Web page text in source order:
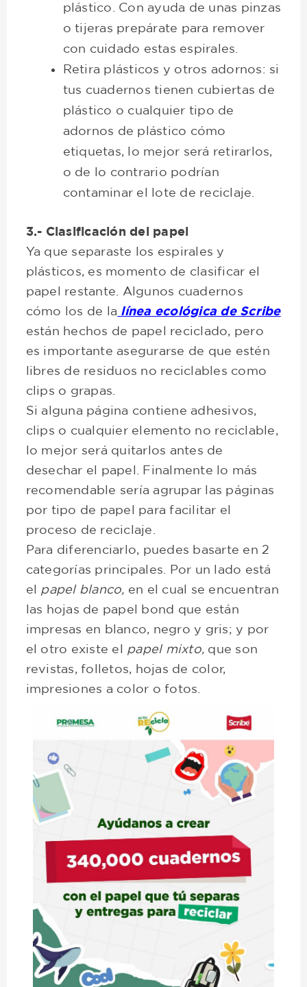
plástico. Con ayuda de unas pinzas
o tijeras prepárate para remover
con cuidado estas espirales.
Retira plásticos y otros adornos: si
tus cuadernos tienen cubiertas de
plástico o cualquier tipo de
adornos de plástico cómo
etiquetas, lo mejor será retirarlos,
o de lo contrario podrían
contaminar el lote de reciclaje.
3.- Clasificación del papel
Ya que separaste los espirales y
plásticos, es momento de clasificar el
papel restante. Algunos cuadernos
cómo los de la línea ecológica de Scribe
están hechos de papel reciclado , pero
es importante asegurarse de que estén
libres de residuos no reciclables como
clips o grapas.
Si alguna página contiene adhesivos,
clips o cualquier elemento no reciclable,
lo mejor será quitarlos antes de
desechar el papel. Finalmente lo más
recomendable sería agrupar las páginas
por tipo de papel para facilitar el
proceso de reciclaje.
Para diferenciarlo, puedes basarte en 2
categorías principales. Por un lado está
el papel blanco, en el cual se encuentran
las hojas de papel bond que están
impresas en blanco, negro y gris; y por
el otro existe el papel mixto, que son
revistas, folletos, hojas de color,
impresiones a color o fotos.